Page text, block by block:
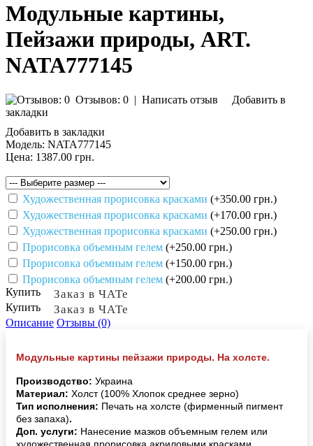
Модульные картины,
Пейзажи природы, ART.
NATA777145
Отзывов: 0 | Написать отзыв
Добавить в
закладки
Добавить в закладки
Модель: NATA777145
Цена: 1387.00 грн.
Художественная прорисовка красками (+350.00 грн.)
Художественная прорисовка красками (+170.00 грн.)
Художественная прорисовка красками (+250.00 грн.)
Прорисовка объемным гелем (+250.00 грн.)
Прорисовка объемным гелем (+150.00 грн.)
Прорисовка объемным гелем (+200.00 грн.)
Купить
Заказ в ЧАТе
Купить Заказ в ЧАТе
Описание Отзывы (0)
Модульные картины пейзажи природы. На холсте.
Производство: Украина
Материал: Холст (100% Хлопок среднее зерно)
Тип исполнения: Печать на холсте (фирменный пигмент
без запаха).
Доп. услуги: Нанесение мазков объемным гелем или